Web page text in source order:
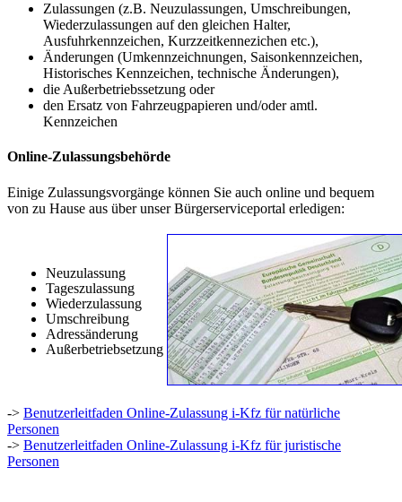
Zulassungen (z.B. Neuzulassungen, Umschreibungen,
Wiederzulassungen auf den gleichen Halter,
Ausfuhrkennzeichen, Kurzzeitkennezichen etc.),
Änderungen (Umkennzeichnungen, Saisonkennzeichen,
Historisches Kennzeichen, technische Änderungen),
die Außerbetriebssetzung oder
den Ersatz von Fahrzeugpapieren und/oder amtl.
Kennzeichen
Online-Zulassungsbehörde
Einige Zulassungsvorgänge können Sie auch online und bequem
von zu Hause aus über unser Bürgerserviceportal erledigen:
Neuzulassung
Tageszulassung
Wiederzulassung
Umschreibung
Adressänderung
Außerbetriebsetzung
-> Benutzerleitfaden Online-Zulassung i-Kfz für natürliche
Personen
-> Benutzerleitfaden Online-Zulassung i-Kfz für juristische
Personen